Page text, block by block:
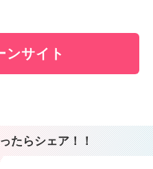
ンサイト
たらシェア！！